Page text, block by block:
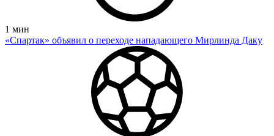
1 мин
«Спартак» объявил о переходе нападающего Мирлинда Даку